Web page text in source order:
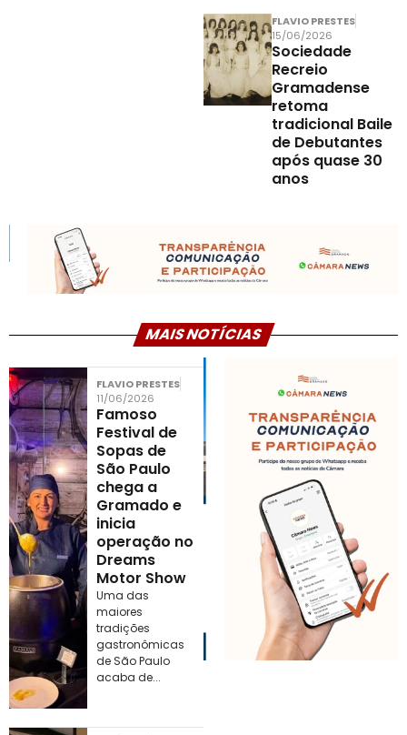
FLAVIO PRESTES
15/06/2026
Sociedade
Recreio
Gramadense
retoma
tradicional Baile
de Debutantes
após quase 30
anos
MAIS NOTÍCIAS
FLAVIO PRESTES
11/06/2026
Famoso
Festival de
Sopas de
São Paulo
chega a
Gramado e
inicia
operação no
Dreams
Motor Show
Uma das
maiores
tradições
gastronômicas
de São Paulo
acaba de...